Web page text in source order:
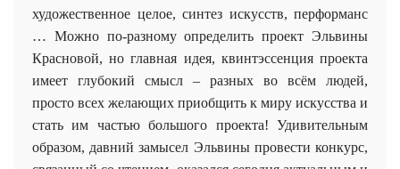
художественное целое, синтез искусств, перформанс
… Можно по-разному определить проект Эльвины
Красновой, но главная идея, квинтэссенция проекта
имеет глубокий смысл – разных во всём людей,
просто всех желающих приобщить к миру искусства и
стать им частью большого проекта! Удивительным
образом, давний замысел Эльвины провести конкурс,